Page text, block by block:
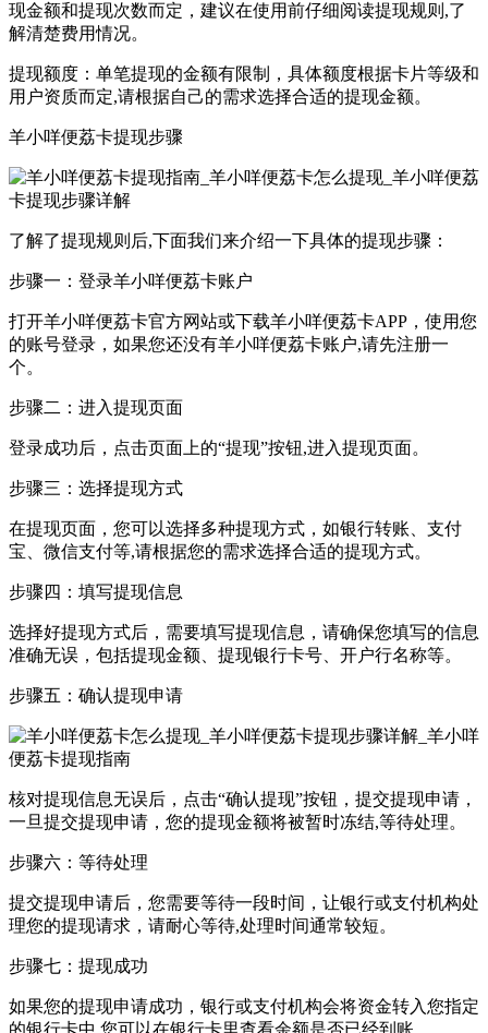
现金额和提现次数而定，建议在使用前仔细阅读提现规则,了
解清楚费用情况。
提现额度：单笔提现的金额有限制，具体额度根据卡片等级和
用户资质而定,请根据自己的需求选择合适的提现金额。
羊小咩便荔卡提现步骤
了解了提现规则后,下面我们来介绍一下具体的提现步骤：
步骤一：登录羊小咩便荔卡账户
打开羊小咩便荔卡官方网站或下载羊小咩便荔卡APP，使用您
的账号登录，如果您还没有羊小咩便荔卡账户,请先注册一
个。
步骤二：进入提现页面
登录成功后，点击页面上的“提现”按钮,进入提现页面。
步骤三：选择提现方式
在提现页面，您可以选择多种提现方式，如银行转账、支付
宝、微信支付等,请根据您的需求选择合适的提现方式。
步骤四：填写提现信息
选择好提现方式后，需要填写提现信息，请确保您填写的信息
准确无误，包括提现金额、提现银行卡号、开户行名称等。
步骤五：确认提现申请
核对提现信息无误后，点击“确认提现”按钮，提交提现申请，
一旦提交提现申请，您的提现金额将被暂时冻结,等待处理。
步骤六：等待处理
提交提现申请后，您需要等待一段时间，让银行或支付机构处
理您的提现请求，请耐心等待,处理时间通常较短。
步骤七：提现成功
如果您的提现申请成功，银行或支付机构会将资金转入您指定
的银行卡中,您可以在银行卡里查看余额是否已经到账。